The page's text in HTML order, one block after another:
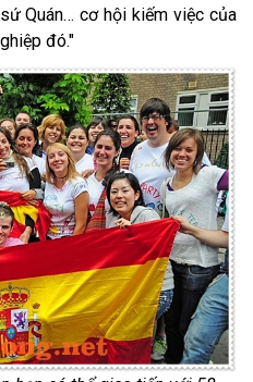
Quán… cơ hội kiếm việc của
đó."